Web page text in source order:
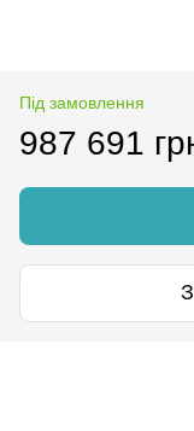
Під замовлення
987 691